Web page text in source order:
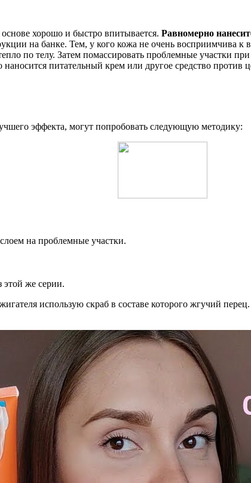
хорошо и быстро впитывается. Равномерно
на банке. Тем, у кого кожа не очень восприимчива
по телу. Затем помассировать проблемные участки
питательный крем или другое средство против
эффекта, могут попробовать следующую методику:
на проблемные участки.
же серии.
использую скраб в составе которого жгучий